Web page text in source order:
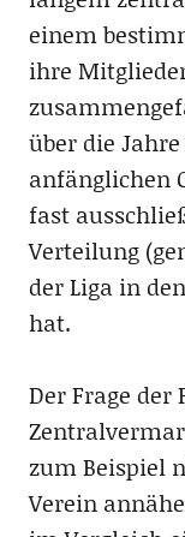
einem
ihre
über die
anfänglichen
fast
Verteilung
der Liga in
hat.
Der Frage der
zum Beispiel
Verein